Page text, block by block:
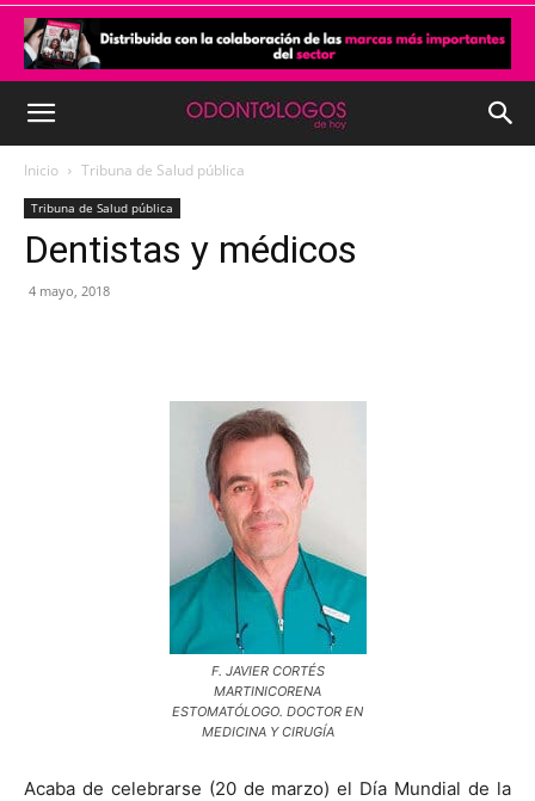
Inicio Tribuna de Salud pública
Tribuna de Salud pública
Dentistas y médicos
4 mayo, 2018
F. JAVIER CORTÉS
MARTINICORENA
ESTOMATÓLOGO. DOCTOR EN
MEDICINA Y CIRUGÍA
Acaba de celebrarse (20 de marzo) el Día Mundial de la